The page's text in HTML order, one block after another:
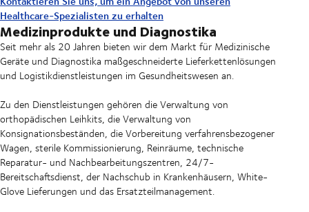
Healthcare-Spezialisten zu erhalten
Medizinprodukte und Diagnostika
Seit mehr als 20 Jahren bieten wir dem Markt für Medizinische
Geräte und Diagnostika maßgeschneiderte Lieferkettenlösungen
und Logistikdienstleistungen im Gesundheitswesen an.
Zu den Dienstleistungen gehören die Verwaltung von
orthopädischen Leihkits, die Verwaltung von
Konsignationsbeständen, die Vorbereitung verfahrensbezogener
Wagen, sterile Kommissionierung, Reinräume, technische
Reparatur- und Nachbearbeitungszentren, 24/7-
Bereitschaftsdienst, der Nachschub in Krankenhäusern, White-
Glove Lieferungen und das Ersatzteilmanagement.